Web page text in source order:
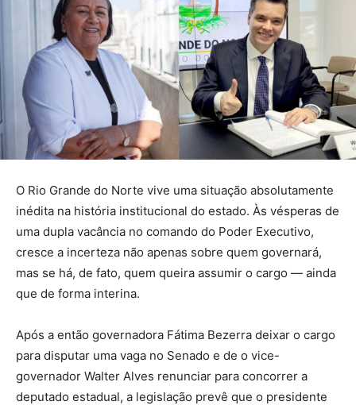
O Rio Grande do Norte vive uma situação absolutamente
inédita na história institucional do estado. Às vésperas de
uma dupla vacância no comando do Poder Executivo,
cresce a incerteza não apenas sobre quem governará,
mas se há, de fato, quem queira assumir o cargo — ainda
que de forma interina.
Após a então governadora Fátima Bezerra deixar o cargo
para disputar uma vaga no Senado e de o vice-
governador Walter Alves renunciar para concorrer a
deputado estadual, a legislação prevê que o presidente